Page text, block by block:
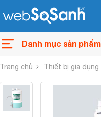
Danh mục sản phẩm
Trang chủ Thiết bị gia dụng